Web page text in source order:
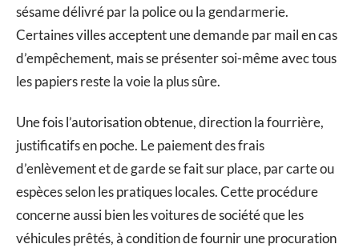
sésame délivré par la police ou la gendarmerie.
Certaines villes acceptent une demande par mail en cas
d’empêchement, mais se présenter soi-même avec tous
les papiers reste la voie la plus sûre.
Une fois l’autorisation obtenue, direction la fourrière,
justificatifs en poche. Le paiement des frais
d’enlèvement et de garde se fait sur place, par carte ou
espèces selon les pratiques locales. Cette procédure
concerne aussi bien les voitures de société que les
véhicules prêtés, à condition de fournir une procuration